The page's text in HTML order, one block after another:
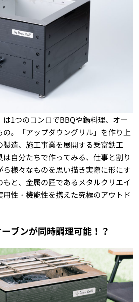
は1つのコンロでBBQや鍋料理、オー
の。「アップダウングリル」を作り上
造、施工事業を展開する乗富鉄工
自分たちで作ってみる、仕事と割り
様々なものを思い描き実際に形にす
もと、金属の匠であるメタルクリエイ
性・機能性を携えた究極のアウトド
ブンが同時調理可能！？